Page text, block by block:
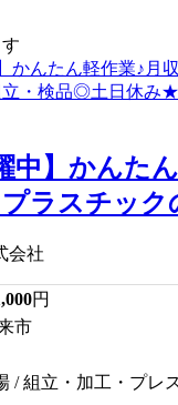
中】かんた
ラスチック
会社
円
市
/ 組立・加工・プレ